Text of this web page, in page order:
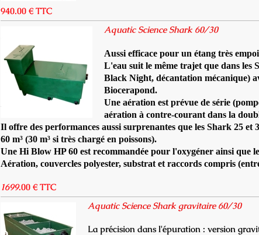
940.00 € TTC
Aquatic Science Shark 60/30
Aussi efficace pour un étang très
L'eau suit le même trajet que dans les
Black Night, décantation mécanique)
Biocerapond.
Une aération est prévue de série
aération à contre-courant dans la
Il offre des performances aussi surprenantes que les Shark 25
60 m³ (30 m³ si très chargé en poissons).
Une Hi Blow HP 60 est recommandée pour l'oxygéner ainsi que
Aération, couvercles polyester, substrat et raccords compris
1699.00 € TTC
Aquatic Science Shark gravitaire 60/30
La précision dans l'épuration : version